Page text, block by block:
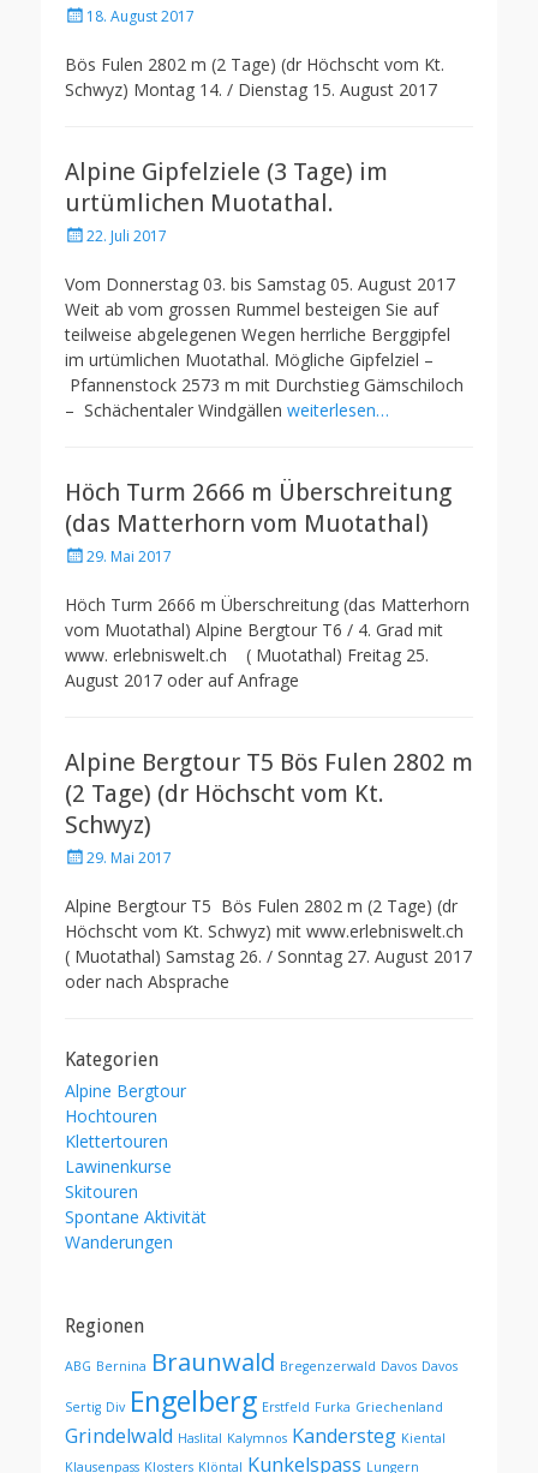
Posted18. August 2017
Bös Fulen 2802 m (2 Tage) (dr Höchscht vom Kt.
Schwyz) Montag 14. / Dienstag 15. August 2017
Alpine Gipfelziele (3 Tage) im
urtümlichen Muotathal.
Posted22. Juli 2017
Vom Donnerstag 03. bis Samstag 05. August 2017
Weit ab vom grossen Rummel besteigen Sie auf
teilweise abgelegenen Wegen herrliche Berggipfel
im urtümlichen Muotathal. Mögliche Gipfelziel –
Pfannenstock 2573 m mit Durchstieg Gämschiloch
– Schächentaler Windgällen weiterlesen…
Höch Turm 2666 m Überschreitung
(das Matterhorn vom Muotathal)
Posted29. Mai 2017
Höch Turm 2666 m Überschreitung (das Matterhorn
vom Muotathal) Alpine Bergtour T6 / 4. Grad mit
www. erlebniswelt.ch ( Muotathal) Freitag 25.
August 2017 oder auf Anfrage
Alpine Bergtour T5 Bös Fulen 2802 m
(2 Tage) (dr Höchscht vom Kt.
Schwyz)
Posted29. Mai 2017
Alpine Bergtour T5 Bös Fulen 2802 m (2 Tage) (dr
Höchscht vom Kt. Schwyz) mit www.erlebniswelt.ch
( Muotathal) Samstag 26. / Sonntag 27. August 2017
oder nach Absprache
Kategorien
Alpine Bergtour
Hochtouren
Klettertouren
Lawinenkurse
Skitouren
Spontane Aktivität
Wanderungen
Regionen
ABG Bernina Braunwald Bregenzerwald Davos Davos
Sertig Div Engelberg Erstfeld Furka Griechenland
Grindelwald Haslital Kalymnos Kandersteg Kiental
Klausenpass Klosters Klöntal Kunkelspass Lungern